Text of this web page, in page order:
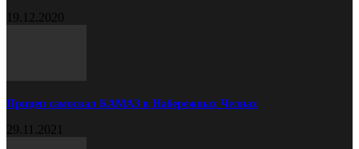
19.12.2020
Прицеп самосвал КАМАЗ в Набережных Челнах
29.11.2021